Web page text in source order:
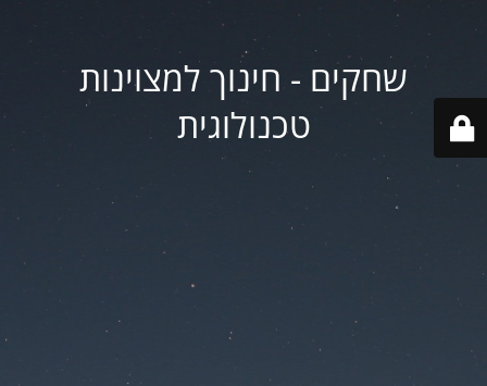
שחקים - חינוך למצוינות
טכנולוגית